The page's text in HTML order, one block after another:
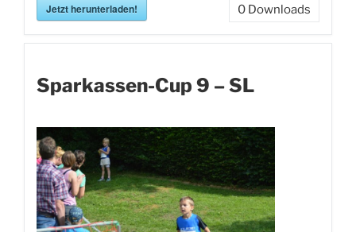
Jetzt herunterladen! 0 Downloads
Sparkassen-Cup 9 – SL